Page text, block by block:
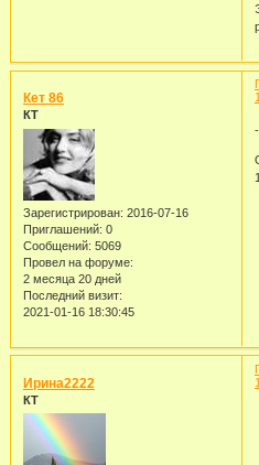
Кет 86
КТ
Зарегистрирован: 2016-07-16
Приглашений: 0
Сообщений: 5069
Провел на форуме:
2 месяца 20 дней
Последний визит:
2021-01-16 18:30:45
-
Ирина2222
КТ